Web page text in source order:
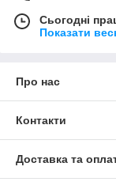
Сьогодні
Показати
Про нас
Контакти
Доставка та